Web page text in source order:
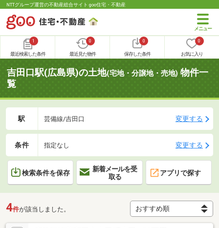
NTTグループ運営の不動産総合サイト goo住宅・不動産
1
最近検索した条件
0
最近見た物件
0
保存した条件
0
お気に入り
吉田口駅(広島県)の土地(宅地・分譲地・売地) 物件一
覧
駅 芸備線/吉田口 変更する
条件 指定なし 変更する
検索条件を保存
新着メールを受
取る
アプリで探す
4件が該当しました。